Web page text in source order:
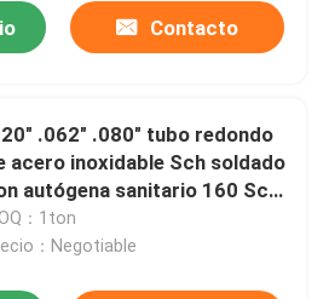
Contacto
.062" .080" tubo redondo
acero inoxidable Sch soldado
autógena sanitario 160 Sch
：1ton
：Negotiable